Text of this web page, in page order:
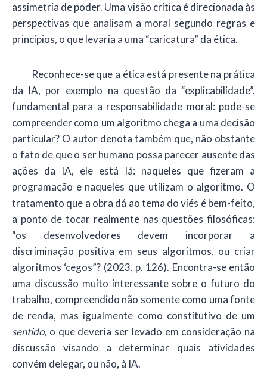
assimetria de poder. Uma visão crítica é direcionada às
perspectivas que analisam a moral segundo regras e
princípios, o que levaria a uma “caricatura” da ética.
Reconhece-se que a ética está presente na prática
da IA, por exemplo na questão da “explicabilidade”,
fundamental para a responsabilidade moral: pode-se
compreender como um algoritmo chega a uma decisão
particular? O autor denota também que, não obstante
o fato de que o ser humano possa parecer ausente das
ações da IA, ele está lá: naqueles que fizeram a
programação e naqueles que utilizam o algoritmo. O
tratamento que a obra dá ao tema do viés é bem-feito,
a ponto de tocar realmente nas questões filosóficas:
“os desenvolvedores devem incorporar a
discriminação positiva em seus algoritmos, ou criar
algoritmos ‘cegos”? (2023, p. 126). Encontra-se então
uma discussão muito interessante sobre o futuro do
trabalho, compreendido não somente como uma fonte
de renda, mas igualmente como constitutivo de um
sentido, o que deveria ser levado em consideração na
discussão visando a determinar quais atividades
convém delegar, ou não, à IA.